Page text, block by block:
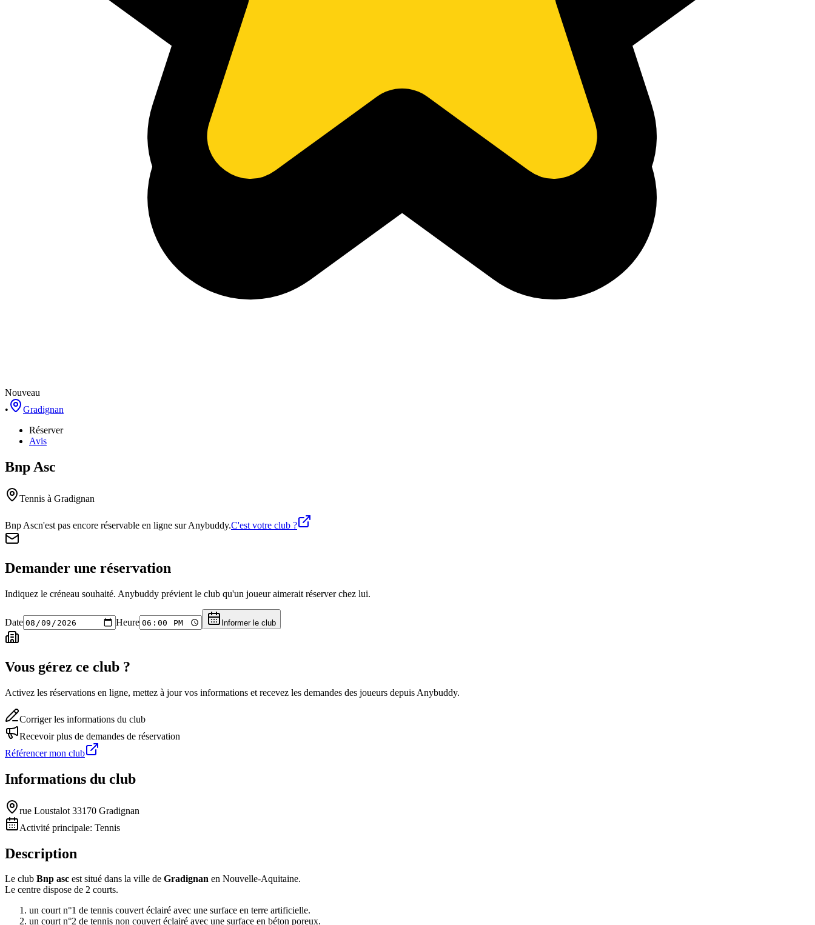
Nouveau
•
Gradignan
Réserver
Avis
Bnp Asc
Tennis à Gradignan
Bnp Ascn'est pas encore réservable en ligne sur Anybuddy.C'est votre club ?
Demander une réservation
Indiquez le créneau souhaité. Anybuddy prévient le club qu'un joueur aimerait réserver chez lui.
Date Heure Informer le club
Vous gérez ce club ?
Activez les réservations en ligne, mettez à jour vos informations et recevez les demandes des joueurs depuis Anybuddy.
Corriger les informations du club
Recevoir plus de demandes de réservation
Référencer mon club
Informations du club
rue Loustalot 33170 Gradignan
Activité principale: Tennis
Description
Le club Bnp asc est situé dans la ville de Gradignan en Nouvelle-Aquitaine.
Le centre dispose de 2 courts.
un court n°1 de tennis couvert éclairé avec une surface en terre artificielle.
un court n°2 de tennis non couvert éclairé avec une surface en béton poreux.